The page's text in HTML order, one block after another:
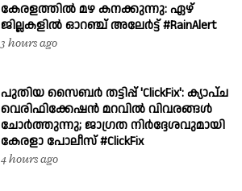
കേരളത്തിൽ മഴ കനക്കുന്നു: ഏഴ്
ജില്ലകളിൽ ഓറഞ്ച് അലേർട്ട് #RainAlert
3 hours ago
പുതിയ സൈബർ തട്ടിപ്പ് 'ClickFix': ക്യാപ്ച
വെരിഫിക്കേഷൻ മറവിൽ വിവരങ്ങൾ
ചോർത്തുന്നു; ജാഗ്രത നിർദ്ദേശവുമായി
കേരളാ പോലീസ് #ClickFix
4 hours ago